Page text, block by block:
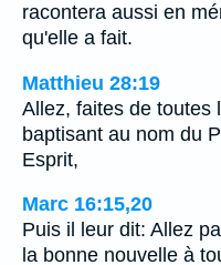
racontera aussi en
qu'elle a fait.
Matthieu 28:19
Allez, faites de toutes
baptisant au nom du
Esprit,
Marc 16:15,20
Puis il leur dit: Allez
la bonne nouvelle à